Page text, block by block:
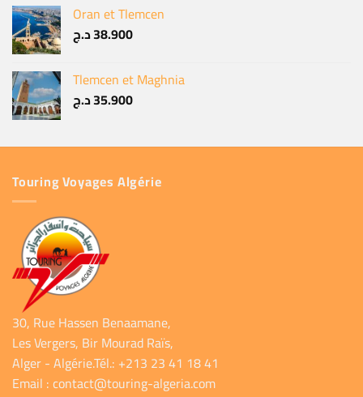
Oran et Tlemcen
38.900د.ج
Tlemcen et Maghnia
35.900د.ج
Touring Voyages Algérie
30, Rue Hassen Benaamane,
Les Vergers, Bir Mourad Raïs,
Alger - Algérie.Tél.: +213 23 41 18 41
Email :contact@touring-algeria.com